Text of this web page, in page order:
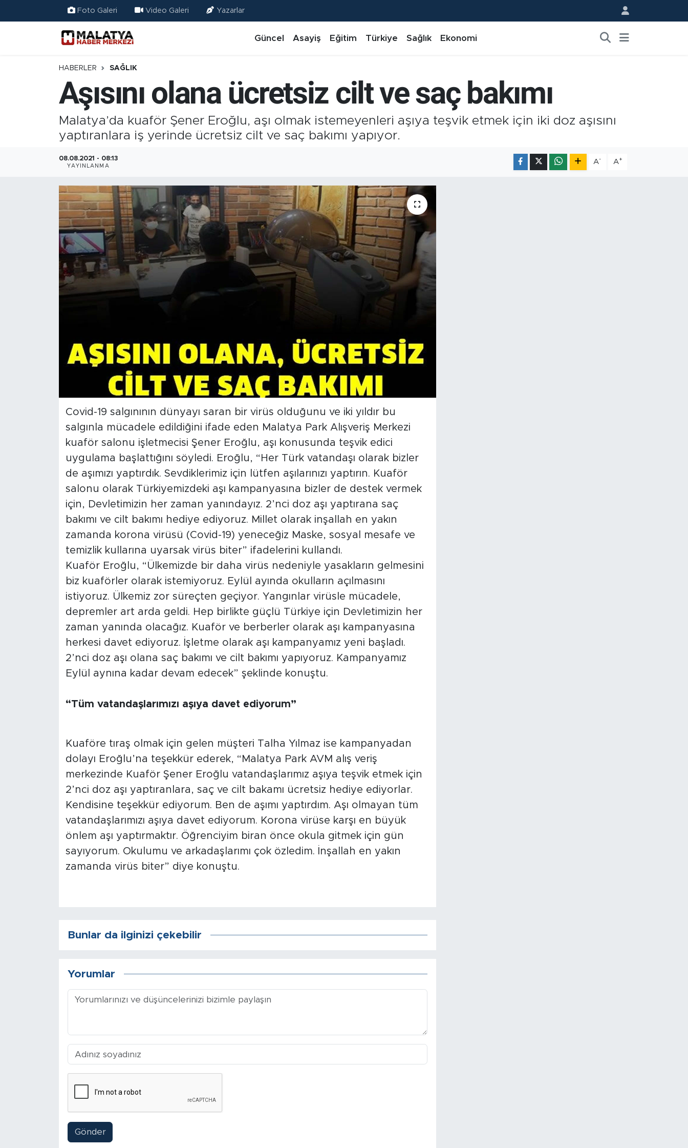
Foto Galeri Video Galeri Yazarlar
Güncel Asayiş Eğitim Türkiye Sağlık Ekonomi
HABERLER SAĞLIK
Aşısını olana ücretsiz cilt ve saç bakımı
Malatya’da kuaför Şener Eroğlu, aşı olmak istemeyenleri aşıya teşvik etmek için iki doz aşısını
yaptıranlara iş yerinde ücretsiz cilt ve saç bakımı yapıyor.
08.08.2021 - 08:13
YAYINLANMA
A- A+
Covid-19 salgınının dünyayı saran bir virüs olduğunu ve iki yıldır bu
salgınla mücadele edildiğini ifade eden Malatya Park Alışveriş Merkezi
kuaför salonu işletmecisi Şener Eroğlu, aşı konusunda teşvik edici
uygulama başlattığını söyledi. Eroğlu, “Her Türk vatandaşı olarak bizler
de aşımızı yaptırdık. Sevdiklerimiz için lütfen aşılarınızı yaptırın. Kuaför
salonu olarak Türkiyemizdeki aşı kampanyasına bizler de destek vermek
için, Devletimizin her zaman yanındayız. 2’nci doz aşı yaptırana saç
bakımı ve cilt bakımı hediye ediyoruz. Millet olarak inşallah en yakın
zamanda korona virüsü (Covid-19) yeneceğiz Maske, sosyal mesafe ve
temizlik kullarına uyarsak virüs biter” ifadelerini kullandı.
Kuaför Eroğlu, “Ülkemizde bir daha virüs nedeniyle yasakların gelmesini
biz kuaförler olarak istemiyoruz. Eylül ayında okulların açılmasını
istiyoruz. Ülkemiz zor süreçten geçiyor. Yangınlar virüsle mücadele,
depremler art arda geldi. Hep birlikte güçlü Türkiye için Devletimizin her
zaman yanında olacağız. Kuaför ve berberler olarak aşı kampanyasına
herkesi davet ediyoruz. İşletme olarak aşı kampanyamız yeni başladı.
2’nci doz aşı olana saç bakımı ve cilt bakımı yapıyoruz. Kampanyamız
Eylül aynına kadar devam edecek” şeklinde konuştu.
“Tüm vatandaşlarımızı aşıya davet ediyorum”
Kuaföre tıraş olmak için gelen müşteri Talha Yılmaz ise kampanyadan
dolayı Eroğlu’na teşekkür ederek, “Malatya Park AVM alış veriş
merkezinde Kuaför Şener Eroğlu vatandaşlarımız aşıya teşvik etmek için
2’nci doz aşı yaptıranlara, saç ve cilt bakamı ücretsiz hediye ediyorlar.
Kendisine teşekkür ediyorum. Ben de aşımı yaptırdım. Aşı olmayan tüm
vatandaşlarımızı aşıya davet ediyorum. Korona virüse karşı en büyük
önlem aşı yaptırmaktır. Öğrenciyim biran önce okula gitmek için gün
sayıyorum. Okulumu ve arkadaşlarımı çok özledim. İnşallah en yakın
zamanda virüs biter” diye konuştu.
Bunlar da ilginizi çekebilir
Yorumlar
Gönder
Türkiye
Ekonomi
Teknoloji
İş İlanları
Doğanyol
Battalgazi
Darende
Doğanşehir
Adıyaman